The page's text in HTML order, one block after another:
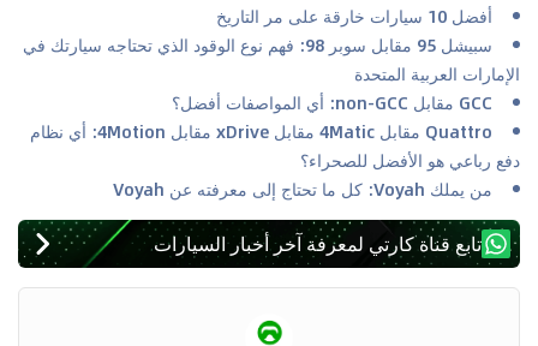
أفضل 10 سيارات خارقة على مر التاريخ
سبيشل 95 مقابل سوبر 98: فهم نوع الوقود الذي تحتاجه سيارتك في
الإمارات العربية المتحدة
GCC مقابل non-GCC: أي المواصفات أفضل؟
Quattro مقابل 4Matic مقابل xDrive مقابل 4Motion: أي نظام
دفع رباعي هو الأفضل للصحراء؟
من يملك Voyah: كل ما تحتاج إلى معرفته عن Voyah
تابع قناة كارتي لمعرفة آخر أخبار السيارات